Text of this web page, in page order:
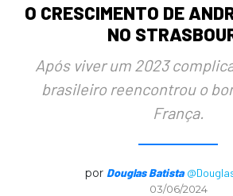
O CRESCIMENTO DE
NO
Após viver um 2023
brasileiro reencontrou o
França.
por Douglas Batista
03/06/2024